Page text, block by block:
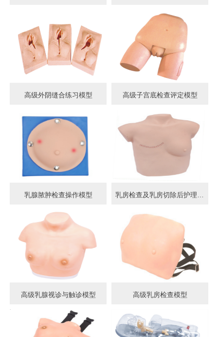
高级外阴缝合练习模型 高级子宫底检查评定模型
乳腺脓肿检查操作模型
高级乳腺视诊与触诊模型 高级乳房检查模型